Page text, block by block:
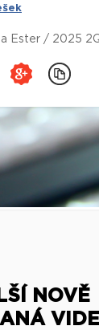
Ester / 2025
NOVĚ